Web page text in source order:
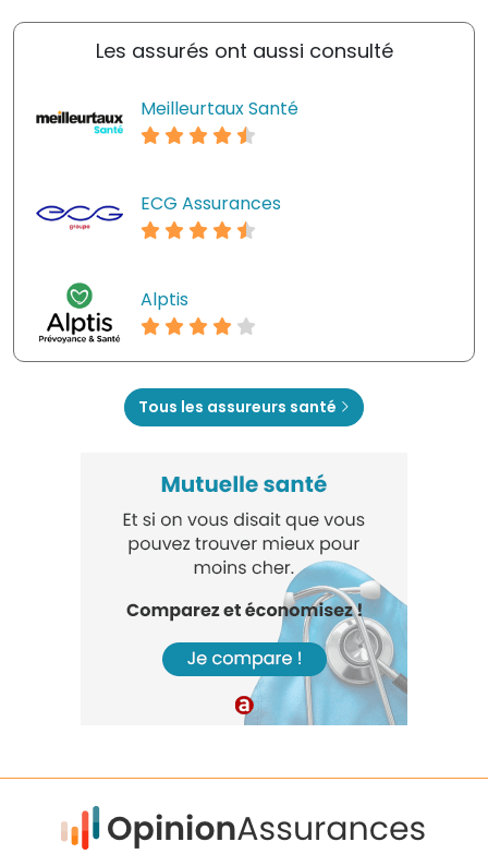
Les assurés ont aussi consulté
Meilleurtaux Santé
ECG Assurances
Alptis
Tous les assureurs santé